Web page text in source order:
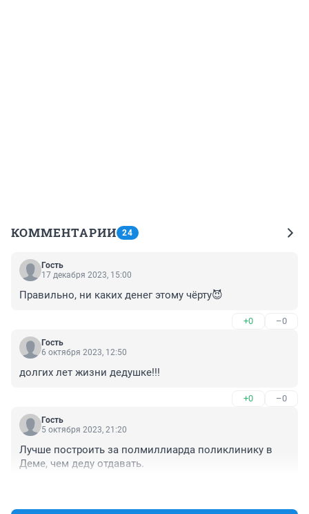
КОММЕНТАРИИ 24
Гость
17 декабря 2023, 15:00
Правильно, ни каких денег этому чёрту😈
+0 –0
Гость
6 октября 2023, 12:50
долгих лет жизни дедушке!!!
+0 –0
Гость
5 октября 2023, 21:20
Лучше построить за полмиллиарда поликлинику в
Деме, чем деду отдавать.